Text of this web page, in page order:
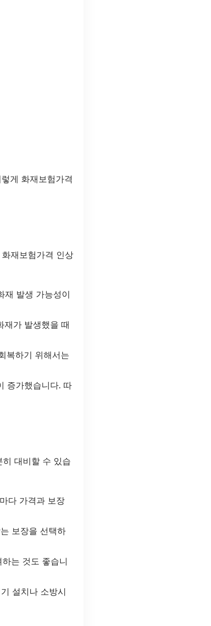
게 화재보험가격
재보험가격 인상
재 발생 가능성이
재가 발생했을 때
복하기 위해서는
증가했습니다. 따
대비할 수 있습
다 가격과 보장
보장을 선택하
는 것도 좋습니
설치나 소방시